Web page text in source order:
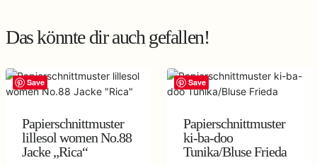
Das könnte dir auch gefallen!
Save
Papierschnittmuster
lillesol women No.88
Jacke „Rica“
Save
Papierschnittmuster
ki-ba-doo
Tunika/Bluse Frieda